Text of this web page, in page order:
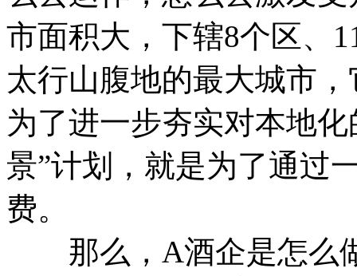
市面积大，下辖8个区、
太行山腹地的最大城市
为了进一步夯实对本地
景”计划，就是为了通过
费。
那么，A酒企是怎么